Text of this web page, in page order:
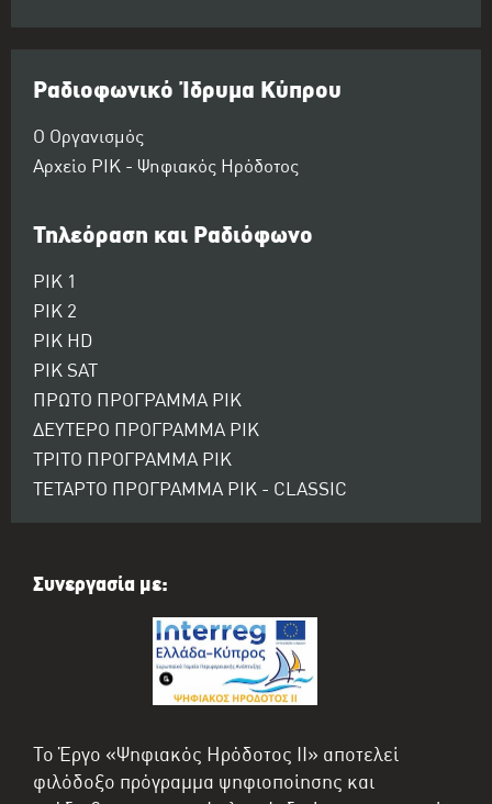
Ραδιοφωνικό Ίδρυμα Κύπρου
Ο Οργανισμός
Αρχείο ΡΙΚ - Ψηφιακός Ηρόδοτος
Τηλεόραση και Ραδιόφωνο
ΡΙΚ 1
ΡΙΚ 2
ΡΙΚ HD
ΡΙΚ SAT
ΠΡΩΤΟ ΠΡΟΓΡΑΜΜΑ ΡΙΚ
ΔΕΥΤΕΡΟ ΠΡΟΓΡΑΜΜΑ ΡΙΚ
ΤΡΙΤΟ ΠΡΟΓΡΑΜΜΑ ΡΙΚ
ΤΕΤΑΡΤΟ ΠΡΟΓΡΑΜΜΑ ΡΙΚ - CLASSIC
Συνεργασία με:
Το Έργο «Ψηφιακός Ηρόδοτος II» αποτελεί
φιλόδοξο πρόγραμμα ψηφιοποίησης και